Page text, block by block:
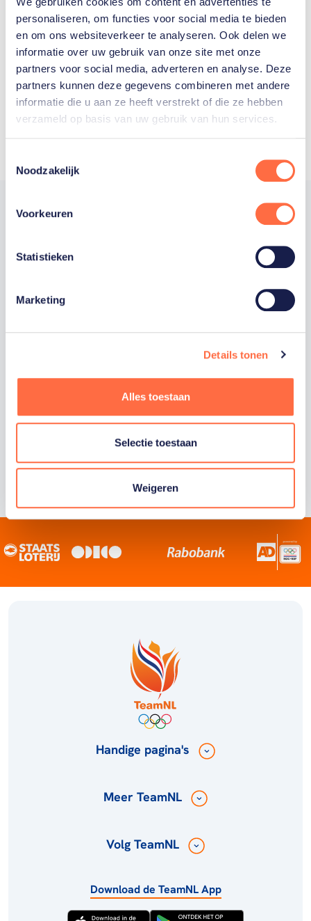
personaliseren, om functies voor social media te bieden
en om ons websiteverkeer te analyseren. Ook delen we
informatie over uw gebruik van onze site met onze
partners voor social media, adverteren en analyse. Deze
partners kunnen deze gegevens combineren met andere
informatie die u aan ze heeft verstrekt of die ze hebben
verzameld op basis van uw gebruik van hun services.
Noodzakelijk
Voorkeuren
Statistieken
Marketing
Details tonen
Alles toestaan
Selectie toestaan
Weigeren
Welke Nederlanders hebben er
ooit meegedaan aan de
Olympische Spelen?
Trotse hoofdsponsor
Staatsloterij is trotse hoofdsponsor van
sportiefste land van de wereld maken.
Handige pagina's
Meer TeamNL
Volg TeamNL
Download de TeamNL App